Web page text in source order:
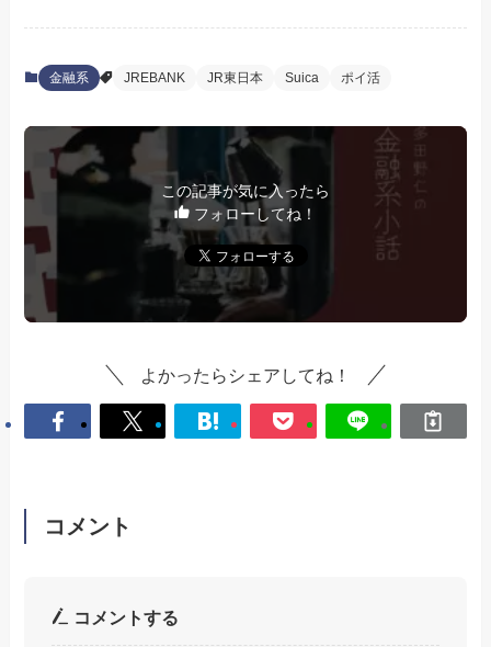
金融系 JREBANK JR東日本 Suica ポイ活
この記事が気に入ったら
フォローしてね！
よかったらシェアしてね！
コメント
コメントする